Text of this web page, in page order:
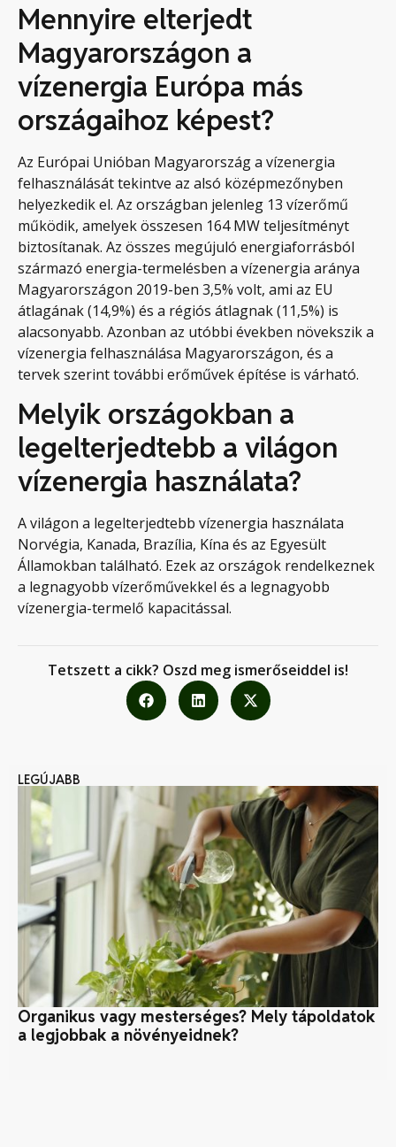
Mennyire elterjedt
Magyarországon a
vízenergia Európa más
országaihoz képest?
Az Európai Unióban Magyarország a vízenergia
felhasználását tekintve az alsó középmezőnyben
helyezkedik el. Az országban jelenleg 13 vízerőmű
működik, amelyek összesen 164 MW teljesítményt
biztosítanak. Az összes megújuló energiaforrásból
származó energia-termelésben a vízenergia aránya
Magyarországon 2019-ben 3,5% volt, ami az EU
átlagának (14,9%) és a régiós átlagnak (11,5%) is
alacsonyabb. Azonban az utóbbi években növekszik a
vízenergia felhasználása Magyarországon, és a
tervek szerint további erőművek építése is várható.
Melyik országokban a
legelterjedtebb a világon
vízenergia használata?
A világon a legelterjedtebb vízenergia használata
Norvégia, Kanada, Brazília, Kína és az Egyesült
Államokban található. Ezek az országok rendelkeznek
a legnagyobb vízerőművekkel és a legnagyobb
vízenergia-termelő kapacitással.
Tetszett a cikk? Oszd meg ismerőseiddel is!
LEGÚJABB
Organikus vagy mesterséges? Mely tápoldatok
a legjobbak a növényeidnek?